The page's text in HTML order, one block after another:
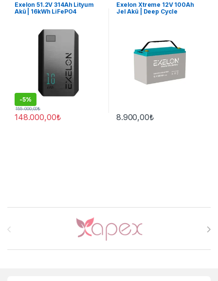
Exelon 51.2V 314Ah Lityum
Akü | 16kWh LiFePO4
-5%
148.000,00₺
155.000,00₺
Exelon Xtreme 12V 100Ah
Jel Akü | Deep Cycle
8.900,00₺
Brands Carousel